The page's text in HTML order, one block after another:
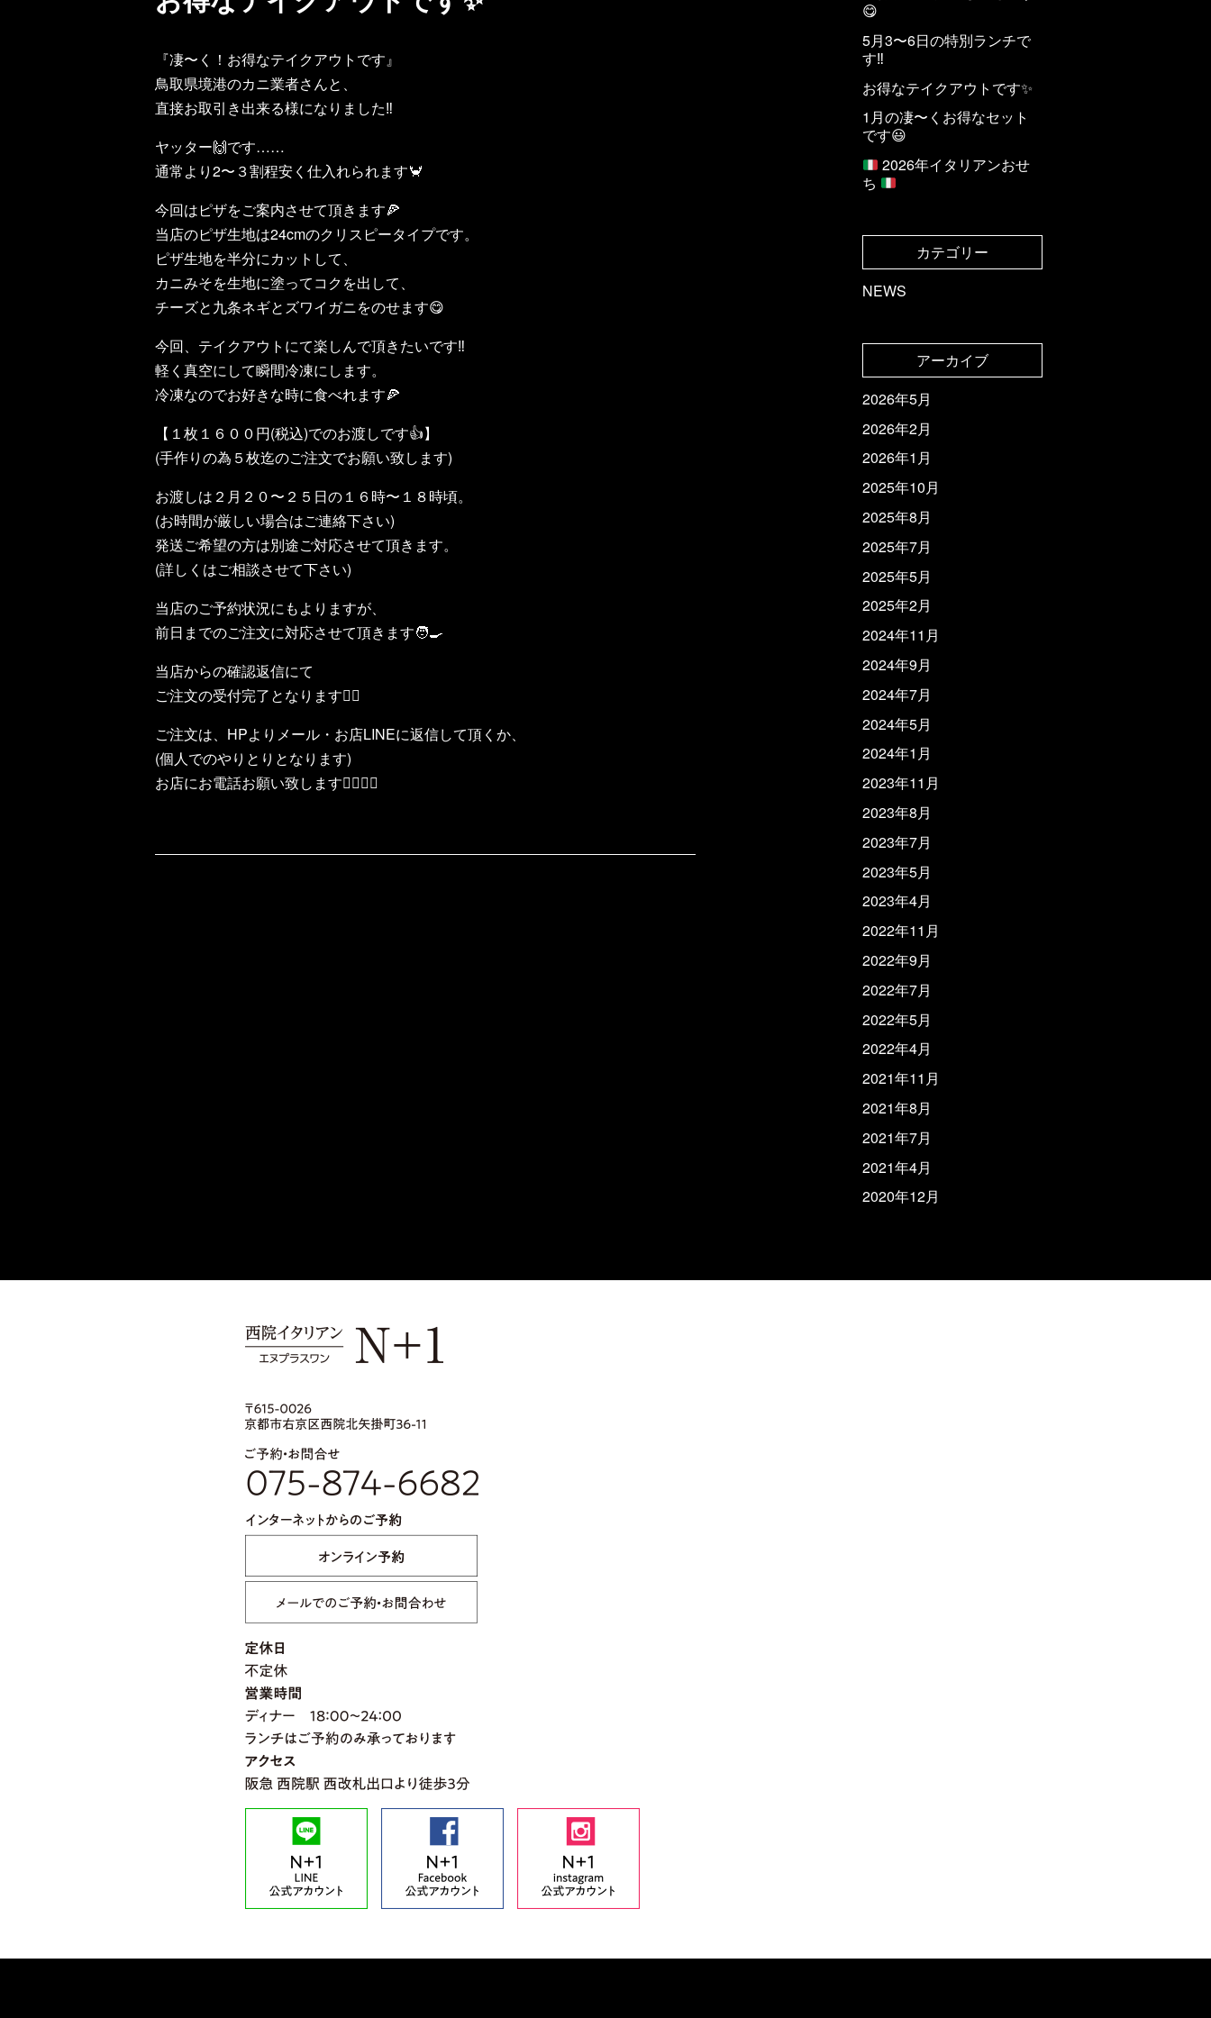
『凄〜く！お得なテイクアウトです』
鳥取県境港のカニ業者さんと、
直接お取引き出来る様になりました‼️
ヤッター🙌です……
通常より2〜３割程安く仕入れられます🦀
今回はピザをご案内させて頂きます🍕
当店のピザ生地は24cmのクリスピータイプです。
ピザ生地を半分にカットして、
カニみそを生地に塗ってコクを出して、
チーズと九条ネギとズワイガニをのせます😋
今回、テイクアウトにて楽しんで頂きたいです‼️
軽く真空にして瞬間冷凍にします。
冷凍なのでお好きな時に食べれます🍕
【１枚１６００円(税込)でのお渡しです👍】
(手作りの為５枚迄のご注文でお願い致します)
お渡しは２月２０〜２５日の１６時〜１８時頃。
(お時間が厳しい場合はご連絡下さい)
発送ご希望の方は別途ご対応させて頂きます。
(詳しくはご相談させて下さい)
当店のご予約状況にもよりますが、
前日までのご注文に対応させて頂きます🧑‍🍳
当店からの確認返信にて
ご注文の受付完了となります🙆‍♂️
ご注文は、HPよりメール・お店LINEに返信して頂くか、
(個人でのやりとりとなります)
お店にお電話お願い致します🙇‍♂️🙇‍♀️
😋
5月3〜6日の特別ランチで
す‼️
お得なテイクアウトです✨
1月の凄〜くお得なセット
です😃
2026年イタリアンおせ
ち
カテゴリー
NEWS
アーカイブ
2026年5月
2026年2月
2026年1月
2025年10月
2025年8月
2025年7月
2025年5月
2025年2月
2024年11月
2024年9月
2024年7月
2024年5月
2024年1月
2023年11月
2023年8月
2023年7月
2023年5月
2023年4月
2022年11月
2022年9月
2022年7月
2022年5月
2022年4月
2021年11月
2021年8月
2021年7月
2021年4月
2020年12月